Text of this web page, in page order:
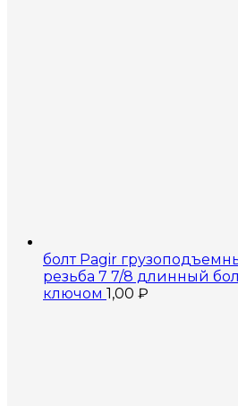
болт Pagir
резьба 7 7/8 длинный
ключом 1,00 ₽